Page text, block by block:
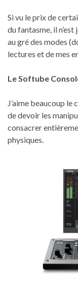
Si vu le prix de
du fantasme, il
au gré des modes
lectures et de mes
Le Softube
J’aime beaucoup
de devoir les
consacrer
physiques.